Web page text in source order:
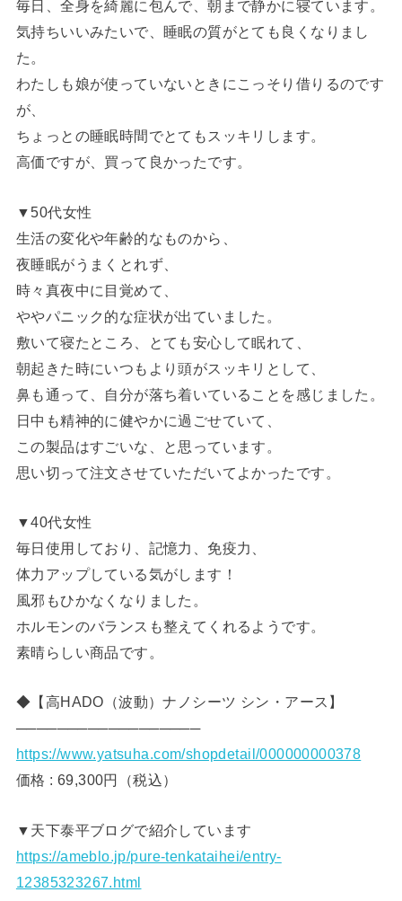
毎日、全身を綺麗に包んで、朝まで静かに寝ています。
気持ちいいみたいで、睡眠の質がとても良くなりまし
た。
わたしも娘が使っていないときにこっそり借りるのです
が、
ちょっとの睡眠時間でとてもスッキリします。
高価ですが、買って良かったです。
▼50代女性
生活の変化や年齢的なものから、
夜睡眠がうまくとれず、
時々真夜中に目覚めて、
ややパニック的な症状が出ていました。
敷いて寝たところ、とても安心して眠れて、
朝起きた時にいつもより頭がスッキリとして、
鼻も通って、自分が落ち着いていることを感じました。
日中も精神的に健やかに過ごせていて、
この製品はすごいな、と思っています。
思い切って注文させていただいてよかったです。
▼40代女性
毎日使用しており、記憶力、免疫力、
体力アップしている気がします！
風邪もひかなくなりました。
ホルモンのバランスも整えてくれるようです。
素晴らしい商品です。
◆【高HADO（波動）ナノシーツ シン・アース】
──────────────────
https://www.yatsuha.com/shopdetail/000000000378
価格 : 69,300円（税込）
▼天下泰平ブログで紹介しています
https://ameblo.jp/pure-tenkataihei/entry-
12385323267.html